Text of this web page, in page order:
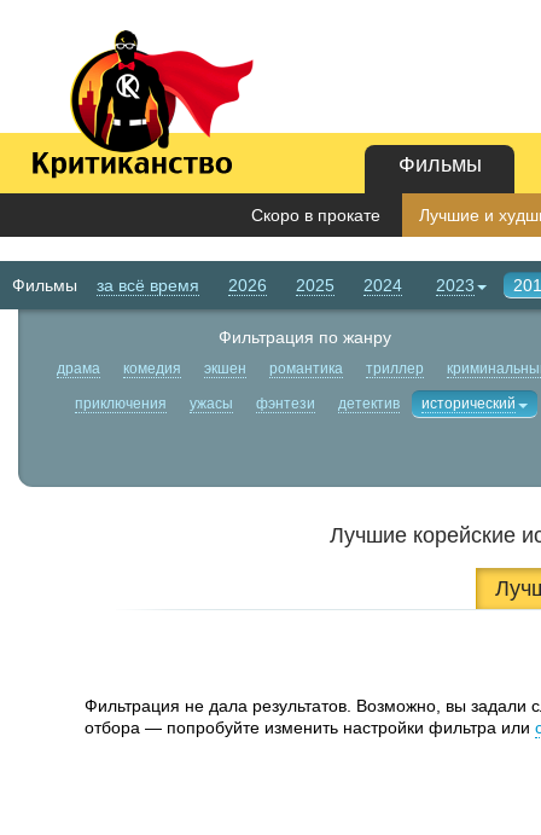
Фильмы
Скоро в прокате Лучшие и
Фильмы за всё время 2026 2025 2024 2023
Фильтрация по жанру
драма комедия экшен романтика триллер
приключения ужасы фэнтези детектив исторический
Лучшие корейские
Фильтрация не дала результатов. Возможно, вы задали
отбора — попробуйте изменить настройки фильтра или